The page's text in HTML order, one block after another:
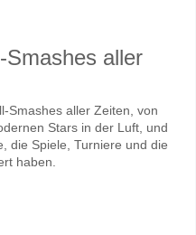
Smashes aller
Smashes aller Zeiten, von
Stars in der Luft, und
die Spiele, Turniere und die
haben.